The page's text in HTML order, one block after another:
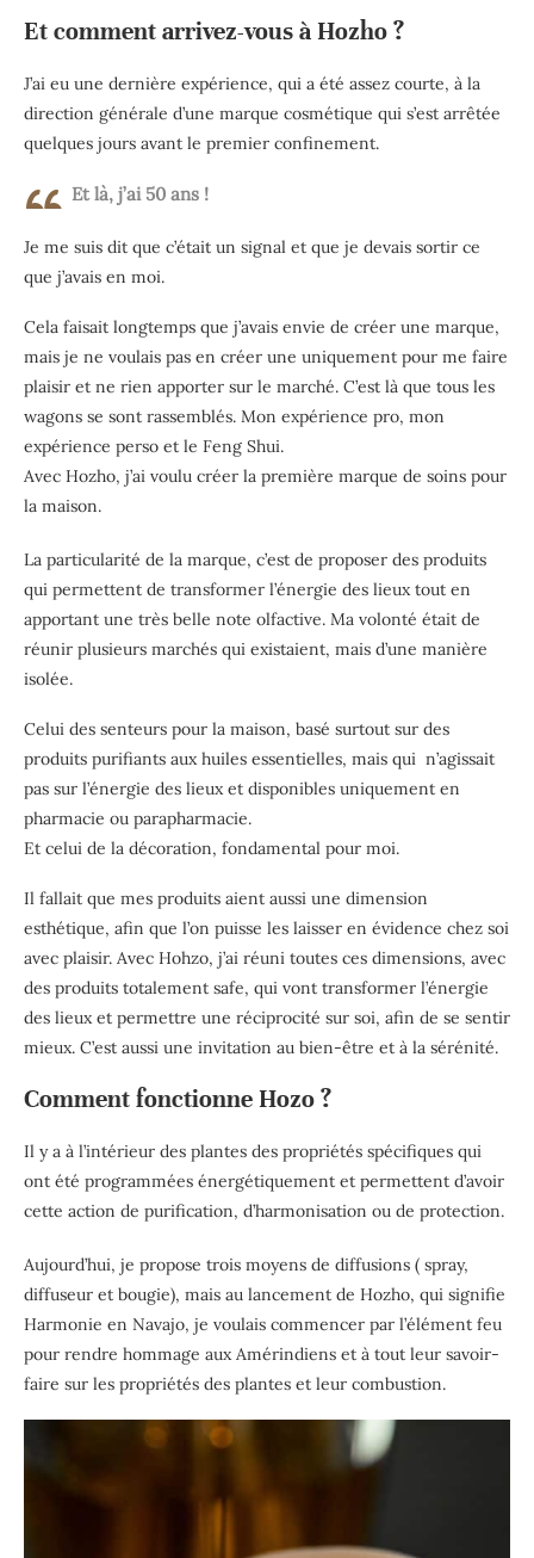
Et comment arrivez-vous à Hozho ?
J’ai eu une dernière expérience, qui a été assez courte, à la
direction générale d’une marque cosmétique qui s’est arrêtée
quelques jours avant le premier confinement.
Et là, j’ai 50 ans !
Je me suis dit que c’était un signal et que je devais sortir ce
que j’avais en moi.
Cela faisait longtemps que j’avais envie de créer une marque,
mais je ne voulais pas en créer une uniquement pour me faire
plaisir et ne rien apporter sur le marché. C’est là que tous les
wagons se sont rassemblés. Mon expérience pro, mon
expérience perso et le Feng Shui.
Avec Hozho, j’ai voulu créer la première marque de soins pour
la maison.
La particularité de la marque, c’est de proposer des produits
qui permettent de transformer l’énergie des lieux tout en
apportant une très belle note olfactive. Ma volonté était de
réunir plusieurs marchés qui existaient, mais d’une manière
isolée.
Celui des senteurs pour la maison, basé surtout sur des
produits purifiants aux huiles essentielles, mais qui n’agissait
pas sur l’énergie des lieux et disponibles uniquement en
pharmacie ou parapharmacie.
Et celui de la décoration, fondamental pour moi.
Il fallait que mes produits aient aussi une dimension
esthétique, afin que l’on puisse les laisser en évidence chez soi
avec plaisir. Avec Hohzo, j’ai réuni toutes ces dimensions, avec
des produits totalement safe, qui vont transformer l’énergie
des lieux et permettre une réciprocité sur soi, afin de se sentir
mieux. C’est aussi une invitation au bien-être et à la sérénité.
Comment fonctionne Hozo ?
Il y a à l’intérieur des plantes des propriétés spécifiques qui
ont été programmées énergétiquement et permettent d’avoir
cette action de purification, d’harmonisation ou de protection.
Aujourd’hui, je propose trois moyens de diffusions ( spray,
diffuseur et bougie), mais au lancement de Hozho, qui signifie
Harmonie en Navajo, je voulais commencer par l’élément feu
pour rendre hommage aux Amérindiens et à tout leur savoir-
faire sur les propriétés des plantes et leur combustion.